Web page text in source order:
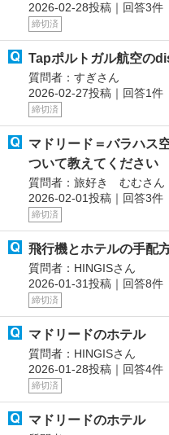
2026-02-28投稿｜回答3件
締切済
Tapポルトガル航空の
質問者：すぎさん
2026-02-27投稿｜回答1件
締切済
マドリード＝バラハス
ついて教えてください
質問者：旅好き むむさん
2026-02-01投稿｜回答3件
締切済
飛行機とホテルの手配
質問者：HINGISさん
2026-01-31投稿｜回答8件
締切済
マドリードのホテル
質問者：HINGISさん
2026-01-28投稿｜回答4件
締切済
マドリードのホテル